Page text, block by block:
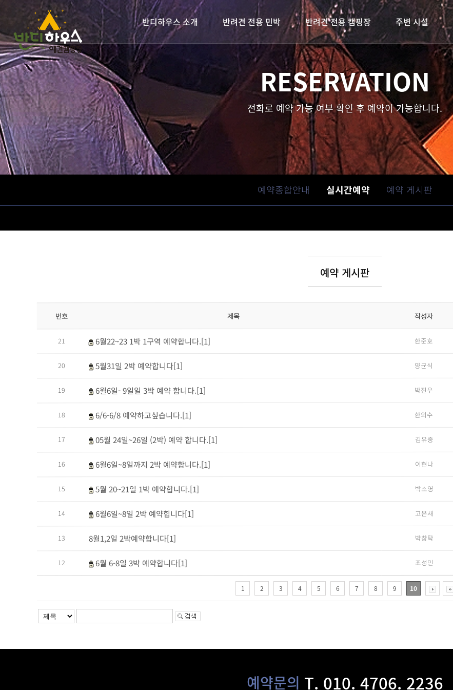
반디하우스 소개 반려견 전용 민박
객실미리보기
외부보기
반려견 전용 캠핑장
캠핑장 갤러리
편의시설 갤러리
캠핑장 이용안내
사이트 안내
주변 시설
주변관광지
주변먹거리
RESERVATION
전화로 예약 가능 여부 확인 후 예약이 가능합니다.
예약종합안내 실시간예약 예약 게시판
예약 게시판
번호 제목 작성자
21 6월22~23 1박 1구역 예약합니다.[1] 한준호
20 5월31일 2박 예약합니다[1] 양균식
19 6월6일- 9일일 3박 예약 합니다.[1] 박진우
18 6/6-6/8 예약하고싶습니다.[1] 한의수
17 05월 24일~26일 (2박) 예약 합니다.[1] 김유중
16 6월6일~8일까지 2박 예약합니다.[1] 이현나
15 5월 20~21일 1박 예약합니다.[1] 박소영
14 6월6일~8일 2박 예약힙니다[1] 고은새
13 8월1,2일 2박예약합니다[1] 박창탁
12 6월 6-8일 3박 예약합니다[1] 조성민
1 2 3 4 5 6 7 8 9 10
예약문의 T. 010. 4706. 2236